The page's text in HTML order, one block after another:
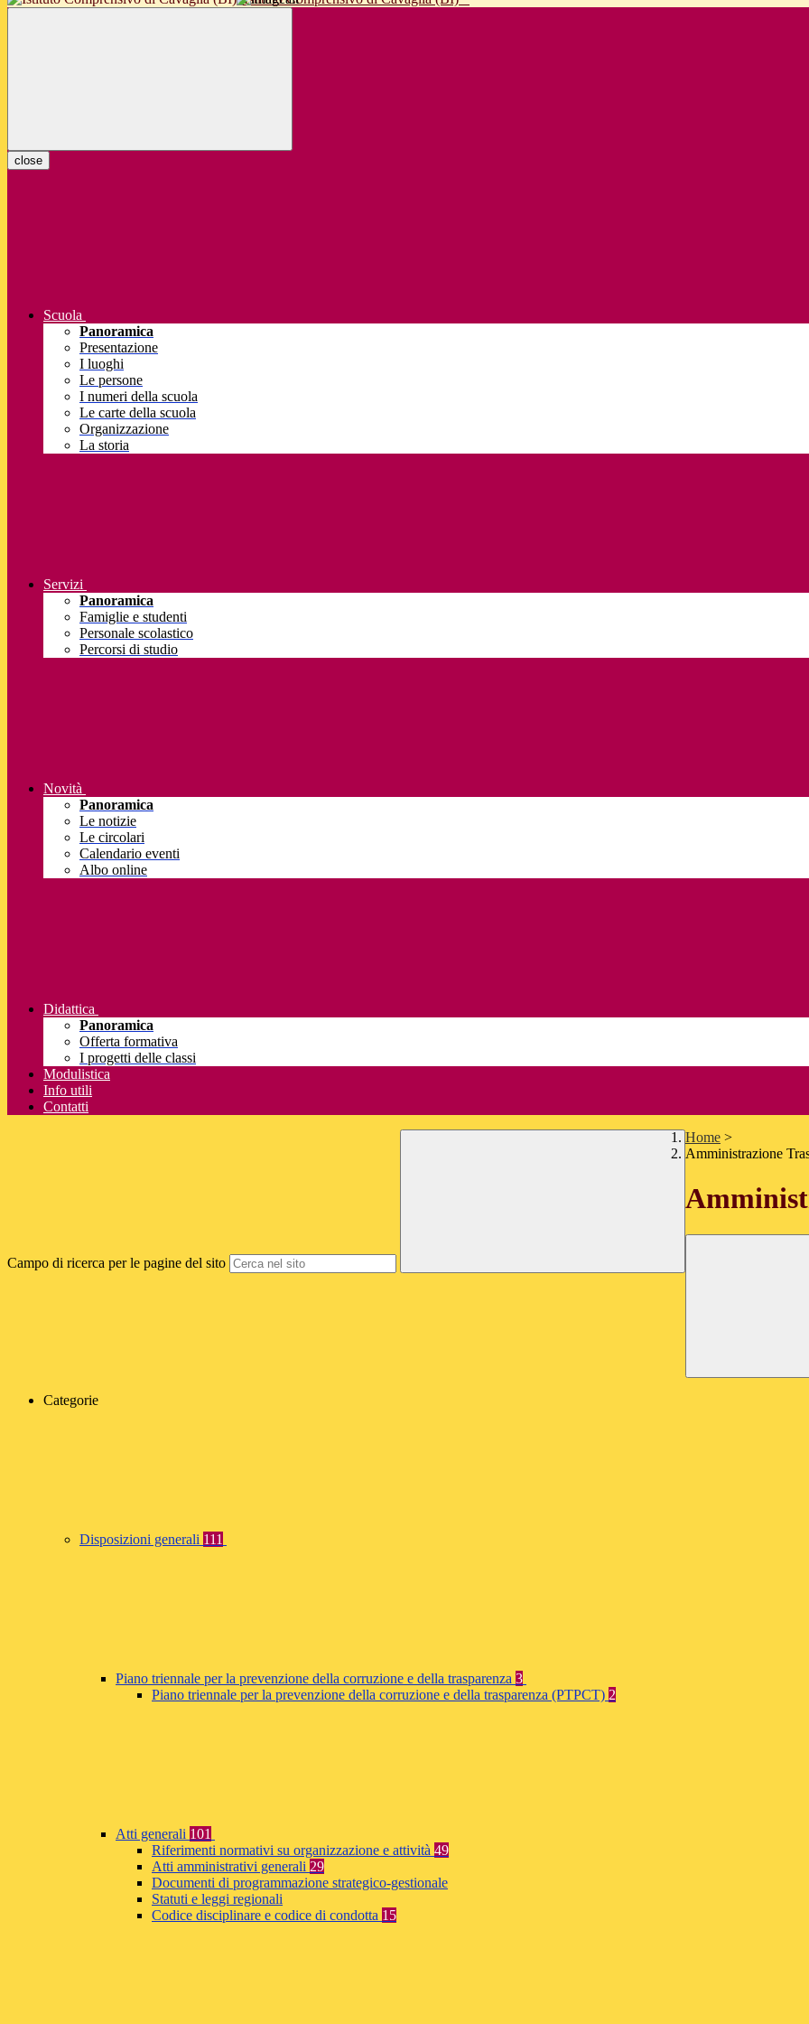
close
Scuola
Panoramica
Presentazione
I luoghi
Le persone
I numeri della scuola
Le carte della scuola
Organizzazione
La storia
Servizi
Panoramica
Famiglie e studenti
Personale scolastico
Percorsi di studio
Novità
Panoramica
Le notizie
Le circolari
Calendario eventi
Albo online
Didattica
Panoramica
Offerta formativa
I progetti delle classi
Modulistica
Info utili
Contatti
Campo di ricerca per le pagine del sito
Home >
Amministrazione
Categorie
Disposizioni generali 111
Piano triennale per la prevenzione della corruzione e della trasparenza 3
Piano triennale per la prevenzione della corruzione e della trasparenza (PTPCT) 2
Atti generali 101
Riferimenti normativi su organizzazione e attività 49
Atti amministrativi generali 29
Documenti di programmazione strategico-gestionale
Statuti e leggi regionali
Codice disciplinare e codice di condotta 15